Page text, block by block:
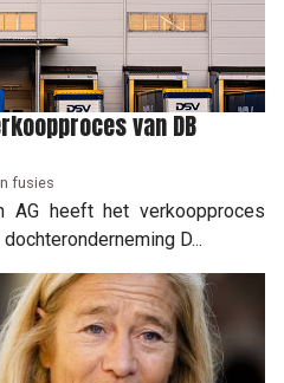
van DB
fusies
AG heeft het verkoopproces
D...